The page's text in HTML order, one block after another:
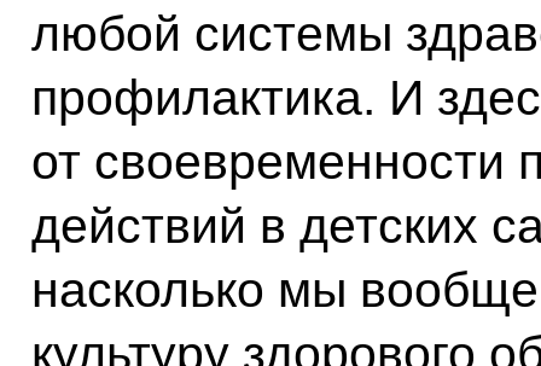
любой системы
профилактика. И
от своевременности
действий в детских
насколько мы
культуру здорового